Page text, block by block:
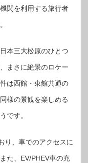
関を利用する旅行者
本三大松原のひとつ
まさに絶景のロケー
は西館・東館共通の
様の景観を楽しめる
です。
り、車でのアクセスに
た、EV/PHEV車の充